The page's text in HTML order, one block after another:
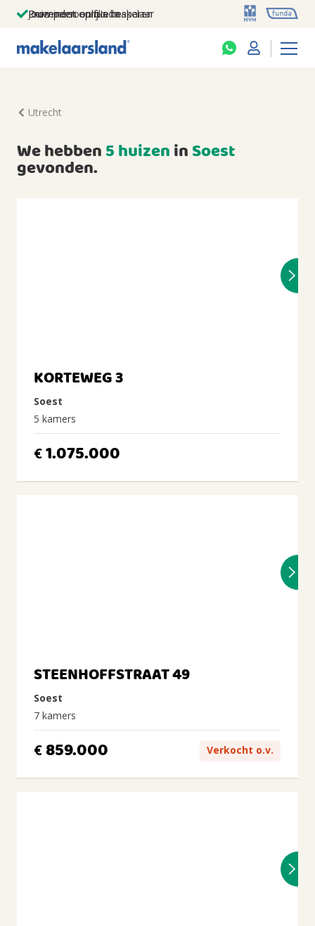
Jouw persoonlijke makelaar
Duizenden euro's besparen
Prominent op funda
Utrecht
We hebben5 huizeninSoest
gevonden.
KORTEWEG 3
Soest
5 kamers
€1.075.000
STEENHOFFSTRAAT 49
Soest
7 kamers
€ 859.000 Verkocht o.v.